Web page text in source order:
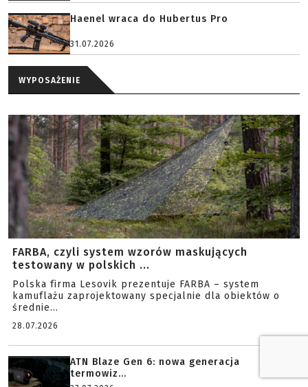
Haenel wraca do Hubertus Pro
31.07.2026
WYPOSAŻENIE
FARBA, czyli system wzorów maskujących
testowany w polskich ...
Polska firma Lesovik prezentuje FARBA – system
kamuflażu zaprojektowany specjalnie dla obiektów o
średnie...
28.07.2026
ATN Blaze Gen 6: nowa generacja
termowiz...